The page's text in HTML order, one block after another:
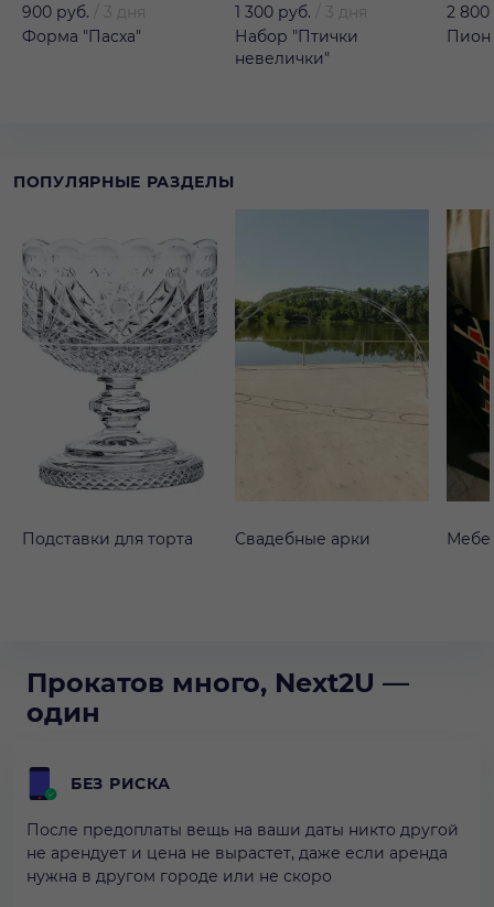
900 руб.
3 дня
Форма "Пасха"
1 300 руб.
3 дня
Набор "Птички
невелички"
2 800
Пион
ПОПУЛЯРНЫЕ РАЗДЕЛЫ
Подставки для торта Свадебные арки
Прокатов много, Next2U —
один
БЕЗ РИСКА
После предоплаты вещь на ваши даты никто другой
не арендует и цена не вырастет, даже если аренда
нужна в другом городе или не скоро